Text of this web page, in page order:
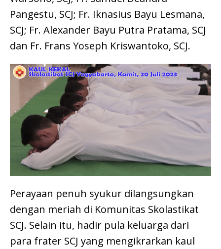
Pangestu, SCJ; Fr. Iknasius Bayu Lesmana,
SCJ; Fr. Alexander Bayu Putra Pratama, SCJ
dan Fr. Frans Yoseph Kriswantoko, SCJ.
Perayaan penuh syukur dilangsungkan
dengan meriah di Komunitas Skolastikat
SCJ. Selain itu, hadir pula keluarga dari
para frater SCJ yang mengikrarkan kaul